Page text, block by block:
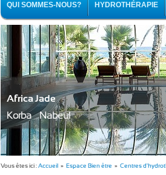
QUI SOMMES-NOUS? HYDROTHÉRAPIE
Africa Jade
Korba - Nabeul
Vous êtes ici :Accueil » Espace Bien être » Centres